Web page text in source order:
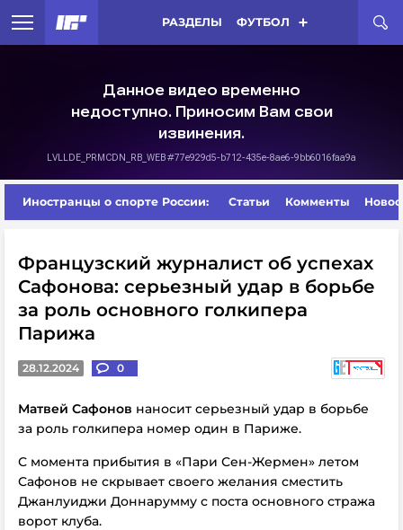
РАЗДЕЛЫ ФУТБОЛ
Иностранцы о спорте России: Статьи Комменты
Французский журналист об успехах
Сафонова: серьезный удар в борьбе
за роль основного голкипера
Парижа
28.12.2024 0
Матвей Сафонов наносит серьезный удар в борьбе
за роль голкипера номер один в Париже.
С момента прибытия в «Пари Сен-Жермен» летом
Сафонов не скрывает своего желания сместить
Джанлуиджи Доннарумму с поста основного стража
ворот клуба.